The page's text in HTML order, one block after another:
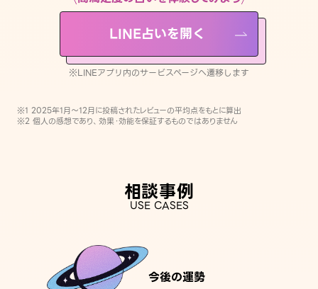
LINE占いを開く
※LINEアプリ内のサービスページへ遷移します
※1 2025年1月〜12月に投稿されたレビューの平均点をもとに算出
※2 個人の感想であり、効果・効能を保証するものではありません
相談事例
USE CASES
今後の運勢